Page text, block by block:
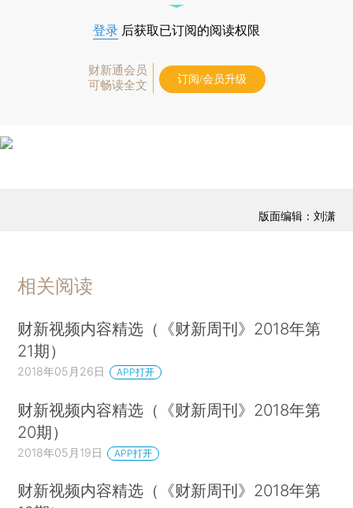
登录 后获取已订阅的阅读权限
财新通会员
可畅读全文
订阅/会员升级
版面编辑：刘潇
相关阅读
财新视频内容精选（《财新周刊》2018年第
21期）
2018年05月26日 APP打开
财新视频内容精选（《财新周刊》2018年第
20期）
2018年05月19日 APP打开
财新视频内容精选（《财新周刊》2018年第